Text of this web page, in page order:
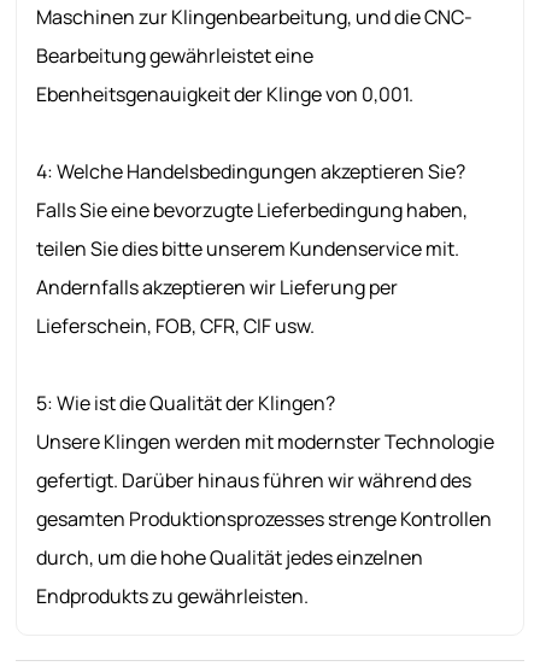
Maschinen zur Klingenbearbeitung, und die CNC-
Bearbeitung gewährleistet eine
Ebenheitsgenauigkeit der Klinge von 0,001.
4: Welche Handelsbedingungen akzeptieren Sie?
Falls Sie eine bevorzugte Lieferbedingung haben,
teilen Sie dies bitte unserem Kundenservice mit.
Andernfalls akzeptieren wir Lieferung per
Lieferschein, FOB, CFR, CIF usw.
5: Wie ist die Qualität der Klingen?
Unsere Klingen werden mit modernster Technologie
gefertigt. Darüber hinaus führen wir während des
gesamten Produktionsprozesses strenge Kontrollen
durch, um die hohe Qualität jedes einzelnen
Endprodukts zu gewährleisten.